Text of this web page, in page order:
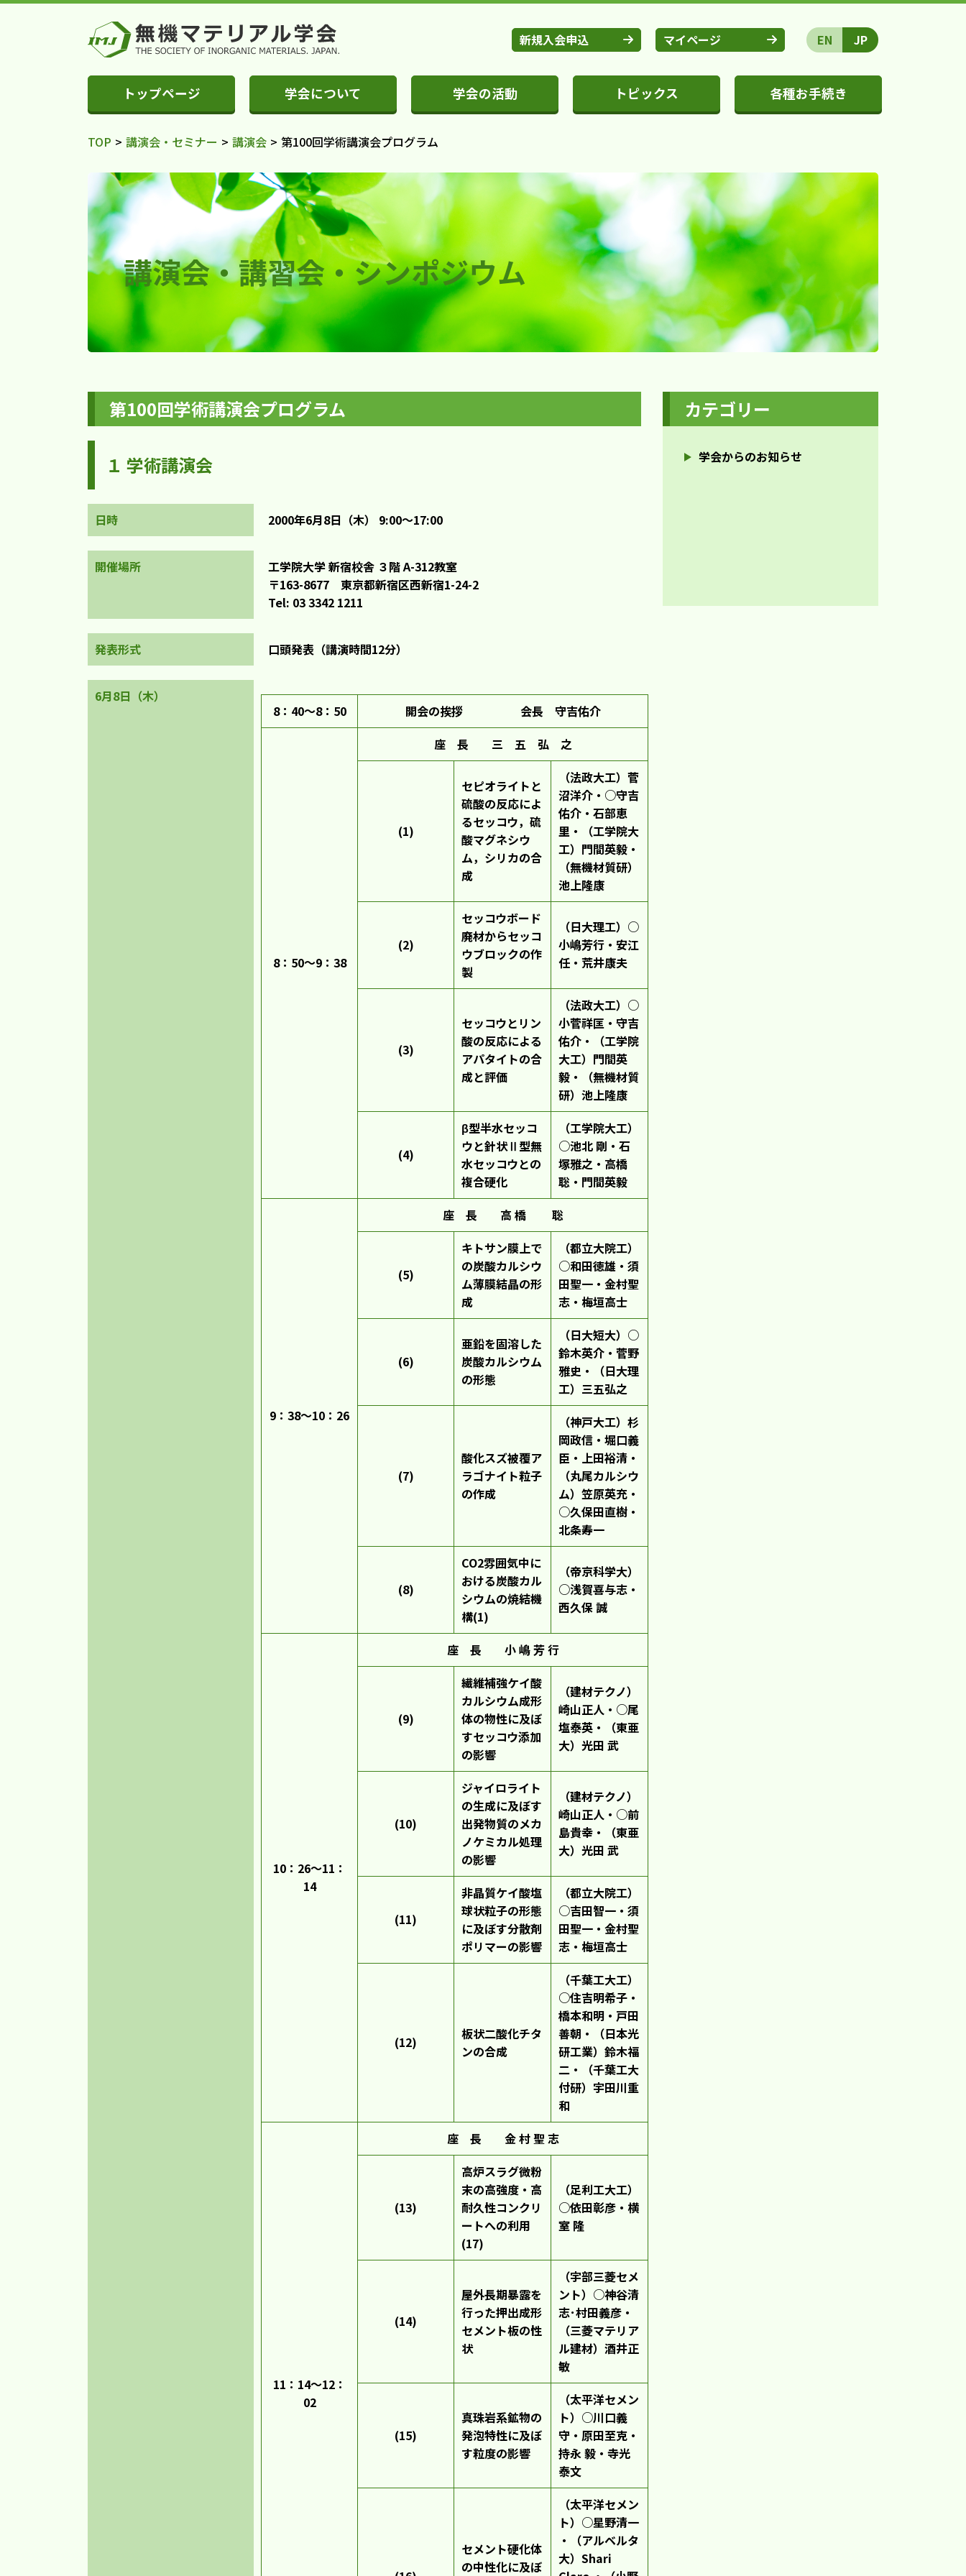
新規入会申込 マイページ EN JP
トップページ 学会について 学会の活動 トピックス 各種お手続き
TOP > 講演会・セミナー > 講演会 > 第100回学術講演会プログラム
講演会・講習会・シンポジウム
第100回学術講演会プログラム
１ 学術講演会
日時 2000年6月8日（木） 9:00～17:00
開催場所
工学院大学 新宿校舎 ３階 A-312教室
〒163-8677 東京都新宿区西新宿1-24-2
Tel: 03 3342 1211
発表形式 口頭発表（講演時間12分）
6月8日（木）
8：40～8：50
開会の挨拶 会長 守吉佑介
8：50～9：38
座 長 三 五 弘 之
(1)
セピオライトと
硫酸の反応によ
るセッコウ，硫
酸マグネシウ
ム，シリカの合
成
（法政大工）菅
沼洋介・○守吉
佑介・石部恵
里・（工学院大
工）門間英毅・
（無機材質研）
池上隆康
(2)
セッコウボード
廃材からセッコ
ウブロックの作
製
（日大理工）○
小嶋芳行・安江
任・荒井康夫
(3)
セッコウとリン
酸の反応による
アパタイトの合
成と評価
（法政大工）○
小菅祥匡・守吉
佑介・（工学院
大工）門間英
毅・（無機材質
研）池上隆康
(4)
β型半水セッコ
ウと針状Ⅱ型無
水セッコウとの
複合硬化
（工学院大工）
○池北 剛・石
塚雅之・高橋
聡・門間英毅
9：38～10：26
座 長 高 橋 聡
(5)
キトサン膜上で
の炭酸カルシウ
ム薄膜結晶の形
成
（都立大院工）
○和田徳雄・須
田聖一・金村聖
志・梅垣高士
(6)
亜鉛を固溶した
炭酸カルシウム
の形態
（日大短大）○
鈴木英介・菅野
雅史・（日大理
工）三五弘之
(7)
酸化スズ被覆ア
ラゴナイト粒子
の作成
（神戸大工）杉
岡政信・堀口義
臣・上田裕清・
（丸尾カルシウ
ム）笠原英充・
○久保田直樹・
北条寿一
(8)
CO2雰囲気中に
おける炭酸カル
シウムの焼結機
構(1)
（帝京科学大）
○浅賀喜与志・
西久保 誠
10：26～11：
14
座 長 小 嶋 芳 行
(9)
繊維補強ケイ酸
カルシウム成形
体の物性に及ぼ
すセッコウ添加
の影響
（建材テクノ）
崎山正人・○尾
塩泰英・（東亜
大）光田 武
(10)
ジャイロライト
の生成に及ぼす
出発物質のメカ
ノケミカル処理
の影響
（建材テクノ）
崎山正人・○前
島貴幸・（東亜
大）光田 武
(11)
非晶質ケイ酸塩
球状粒子の形態
に及ぼす分散剤
ポリマーの影響
（都立大院工）
○吉田智一・須
田聖一・金村聖
志・梅垣高士
(12)
板状二酸化チタ
ンの合成
（千葉工大工）
○住吉明希子・
橋本和明・戸田
善朝・（日本光
研工業）鈴木福
二・（千葉工大
付研）宇田川重
和
11：14～12：
02
座 長 金 村 聖 志
(13)
高炉スラグ微粉
末の高強度・高
耐久性コンクリ
ートへの利用
(17)
（足利工大工）
○依田彰彦・横
室 隆
(14)
屋外長期暴露を
行った押出成形
セメント板の性
状
（宇部三菱セメ
ント）○神谷清
志･村田義彦・
（三菱マテリア
ル建材）酒井正
敏
(15)
真珠岩系鉱物の
発泡特性に及ぼ
す粒度の影響
（太平洋セメン
ト）○川口義
守・原田至克・
持永 毅・寺光
泰文
セメント硬化体
の中性化に及ぼ
（太平洋セメン
ト）○星野清一
・（アルベルタ
大）Shari
カテゴリー
学会からのお知らせ